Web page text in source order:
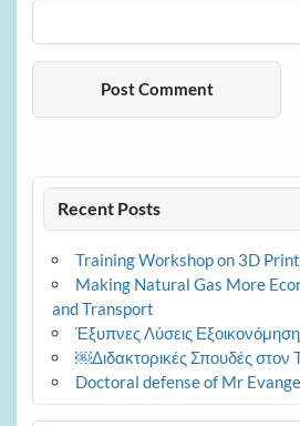
Recent Posts
Training Workshop on 3D
Making Natural Gas More
and Transport
Έξυπνες Λύσεις
￼Διδακτορικές Σπουδές στον
Doctoral defense of Mr